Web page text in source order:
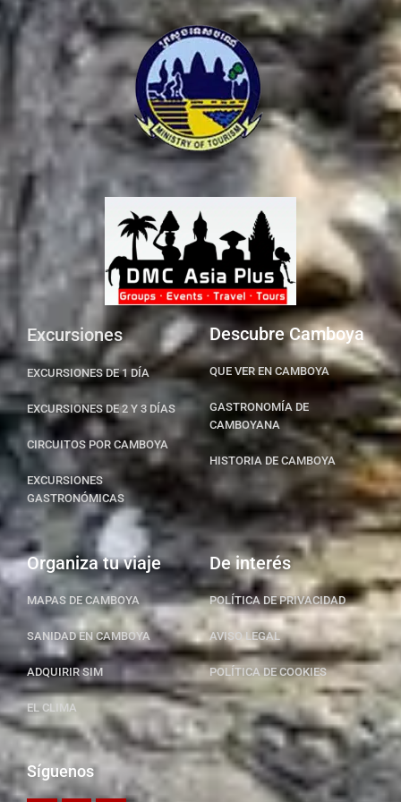
Excursiones
EXCURSIONES DE 1 DÍA
EXCURSIONES DE 2 Y 3 DÍAS
CIRCUITOS POR CAMBOYA
EXCURSIONES
GASTRONÓMICAS
Descubre Camboya
QUE VER EN CAMBOYA
GASTRONOMÍA DE
CAMBOYANA
HISTORIA DE CAMBOYA
Organiza tu viaje
MAPAS DE CAMBOYA
SANIDAD EN CAMBOYA
ADQUIRIR SIM
EL CLIMA
De interés
POLÍTICA DE PRIVACIDAD
AVISO LEGAL
POLÍTICA DE COOKIES
Síguenos